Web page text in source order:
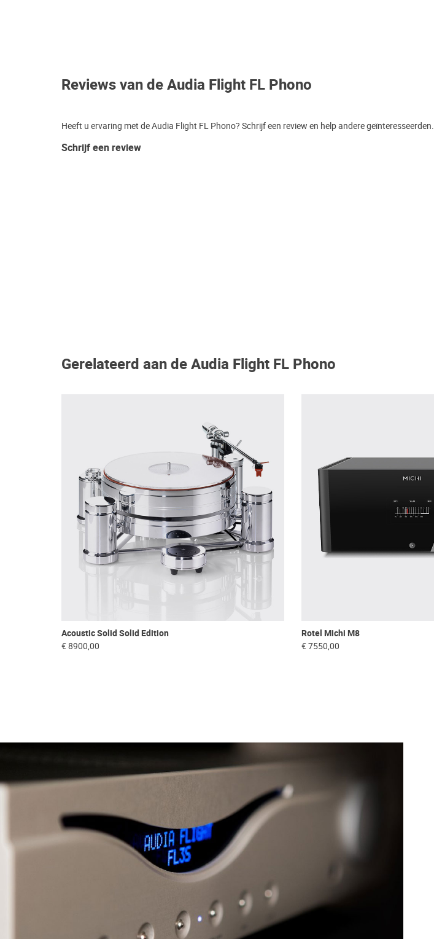
Reviews van de Audia Flight FL Phono
Heeft u ervaring met de Audia Flight FL Phono? Schrijf een review en help andere geïnteresseerden.
Schrijf een review
Gerelateerd aan de Audia Flight FL Phono
Acoustic Solid Solid Edition
€ 8900,00
Rotel Michi M8
€ 7550,00